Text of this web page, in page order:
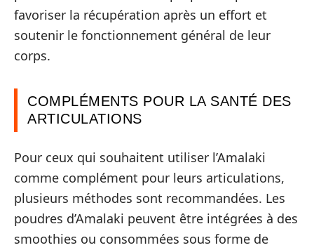
favoriser la récupération après un effort et
soutenir le fonctionnement général de leur
corps.
COMPLÉMENTS POUR LA SANTÉ DES
ARTICULATIONS
Pour ceux qui souhaitent utiliser l’Amalaki
comme complément pour leurs articulations,
plusieurs méthodes sont recommandées. Les
poudres d’Amalaki peuvent être intégrées à des
smoothies ou consommées sous forme de